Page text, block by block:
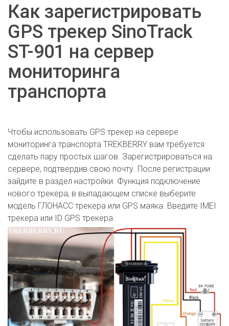
Как зарегистрировать
GPS трекер SinoTrack
ST-901 на сервер
мониторинга
транспорта
Чтобы использовать GPS трекер на сервере
мониторинга транспорта TREKBERRY вам требуется
сделать пару простых шагов. Зарегистрироваться на
сервере, подтвердив свою почту. После регистрации
зайдите в раздел настройки. Функция подключение
нового трекера, в выпадающем списке выберите
модель ГЛОНАСС трекера или GPS маяка. Введите IMEI
трекера или ID GPS трекера.